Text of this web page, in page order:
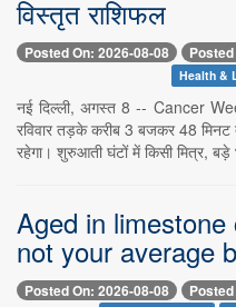
विस्तृत राशिफल
Posted On: 2026-08-08 Posted
Health &
नई दिल्ली, अगस्त 8 -- Cancer
रविवार तड़के करीब 3 बजकर 48
रहेगा। शुरुआती घंटों में किसी मित्र, बड़े
Aged in
not your average
Posted On: 2026-08-08